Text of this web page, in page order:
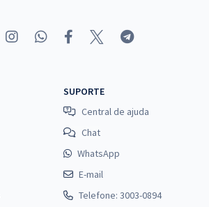
SUPORTE
Central de ajuda
Chat
WhatsApp
E-mail
Telefone: 3003-0894